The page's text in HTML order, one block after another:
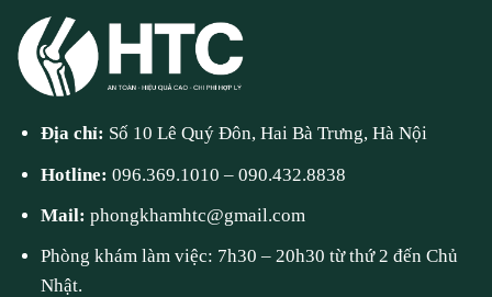
Địa chỉ: Số 10 Lê Quý Đôn, Hai Bà Trưng, Hà Nội
Hotline:096.369.1010 –090.432.8838
Mail:phongkhamhtc@gmail.com
Phòng khám làm việc: 7h30 – 20h30 từ thứ 2 đến Chủ
Nhật.